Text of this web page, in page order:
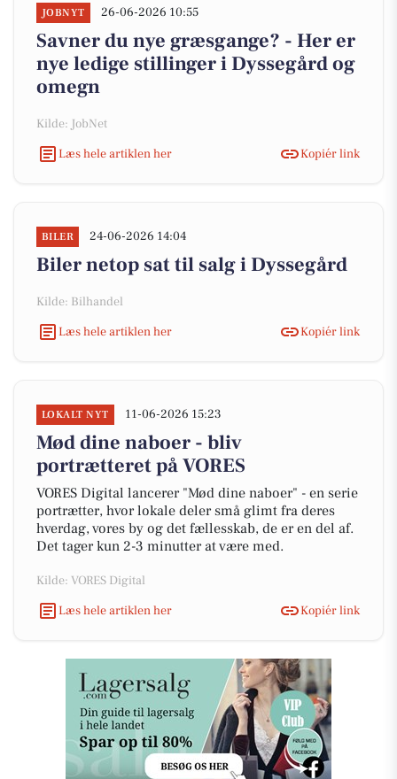
JOBNYT 26-06-2026 10:55
Savner du nye græsgange? - Her er
nye ledige stillinger i Dyssegård og
omegn
Kilde: JobNet
Læs hele artiklen her
Kopiér link
BILER 24-06-2026 14:04
Biler netop sat til salg i Dyssegård
Kilde: Bilhandel
Læs hele artiklen her
Kopiér link
LOKALT NYT 11-06-2026 15:23
Mød dine naboer - bliv
portrætteret på VORES
VORES Digital lancerer "Mød dine naboer" - en serie
portrætter, hvor lokale deler små glimt fra deres
hverdag, vores by og det fællesskab, de er en del af.
Det tager kun 2-3 minutter at være med.
Kilde: VORES Digital
Læs hele artiklen her
Kopiér link